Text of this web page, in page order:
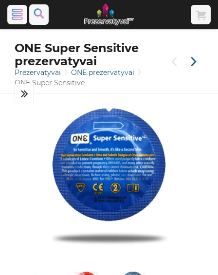
ONE Super Sensitive
prezervatyvai
Prezervatyvai
ONE prezervatyvai
ONE Super Sensitive